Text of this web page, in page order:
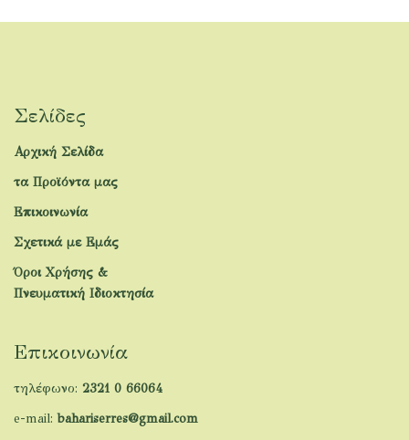
Σελίδες
Αρχική Σελίδα
τα Προϊόντα μας
Επικοινωνία
Σχετικά με Εμάς
Όροι Χρήσης &
Πνευματική Ιδιοκτησία
Επικοινωνία
τηλέφωνο: 2321 0 66064
e-mail:bahariserres@gmail.com